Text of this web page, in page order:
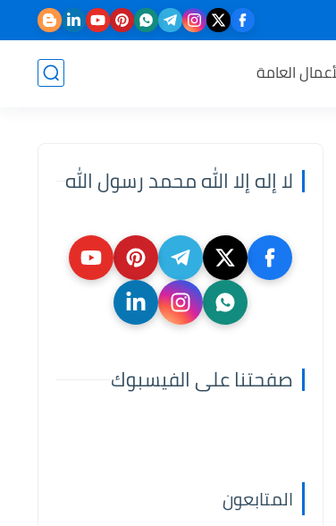
العامة
لا إله إلا الله محمد رسول الله
صفحتنا على الفيسبوك
المتابعون